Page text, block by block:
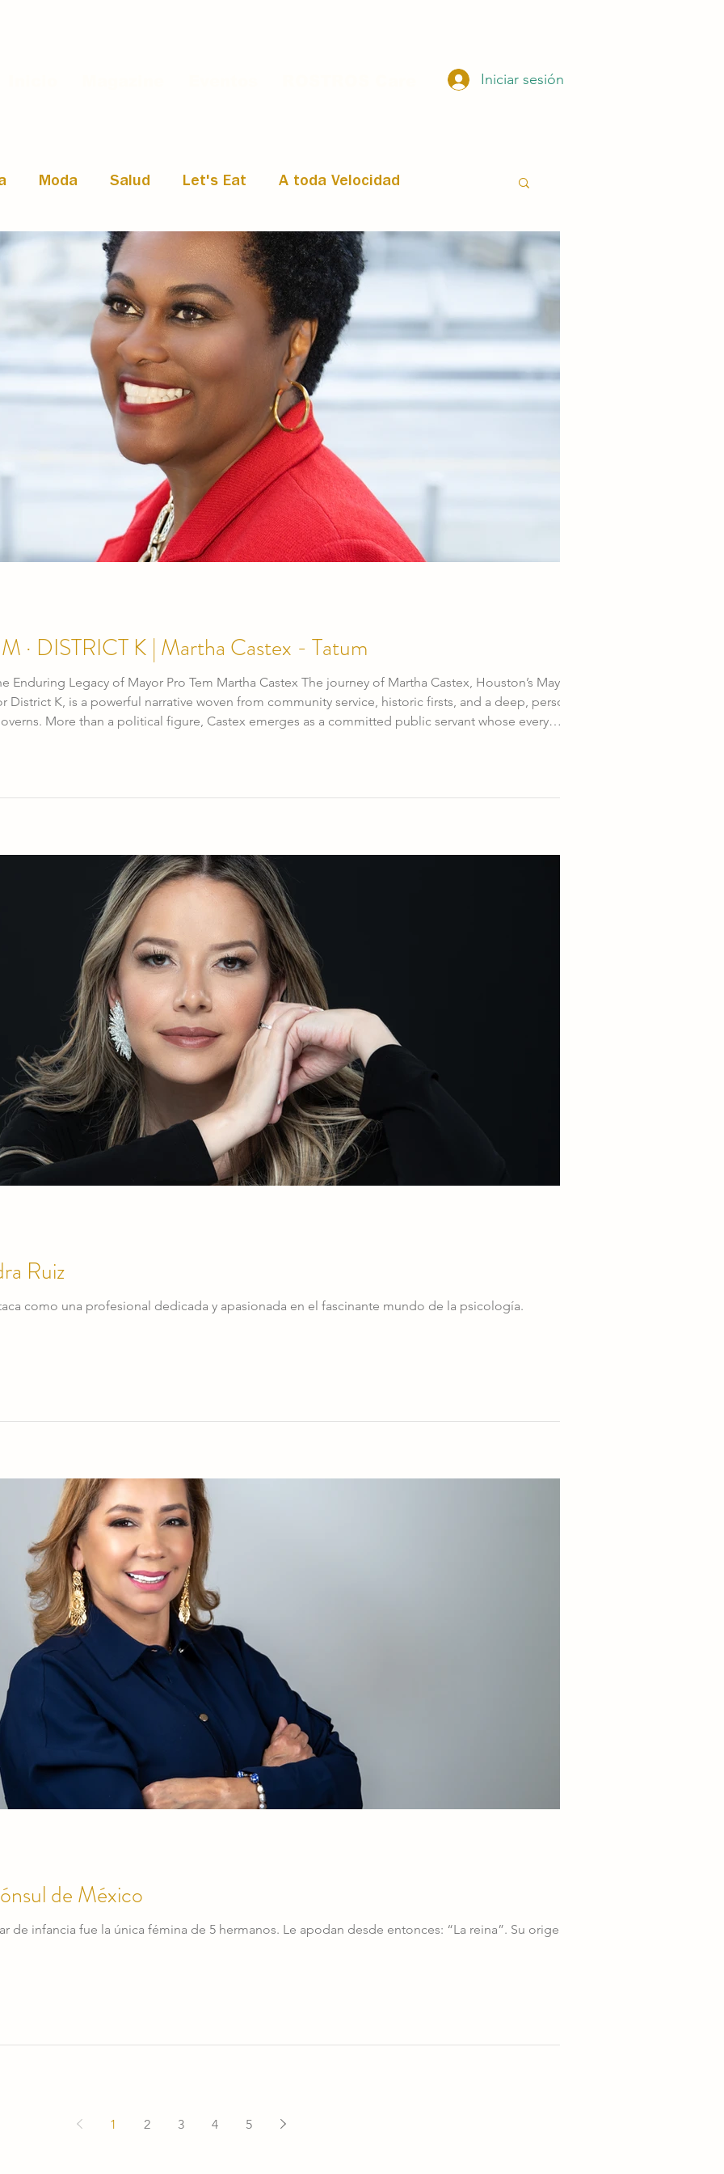
Iniciar sesión
Moda Salud Let's Eat A toda Velocidad
Mente · Coaching Emprendimiento Entrevistas
Historias de éxito
MAYOR PRO TEM · DISTRICT K | Martha Castex - Tatum
Mayor Pro Tem Martha Castex The journey of Martha Castex, Houston’s Mayor Pro
District K, is a powerful narrative woven from community service, historic firsts, and a deep, personal
More than a political figure, Castex emerges as a committed public servant whose every
Ruiz
como una profesional dedicada y apasionada en el fascinante mundo de la psicología.
de México
de infancia fue la única fémina de 5 hermanos. Le apodan desde entonces: “La reina”. Su origen del
1 2 3 4 5